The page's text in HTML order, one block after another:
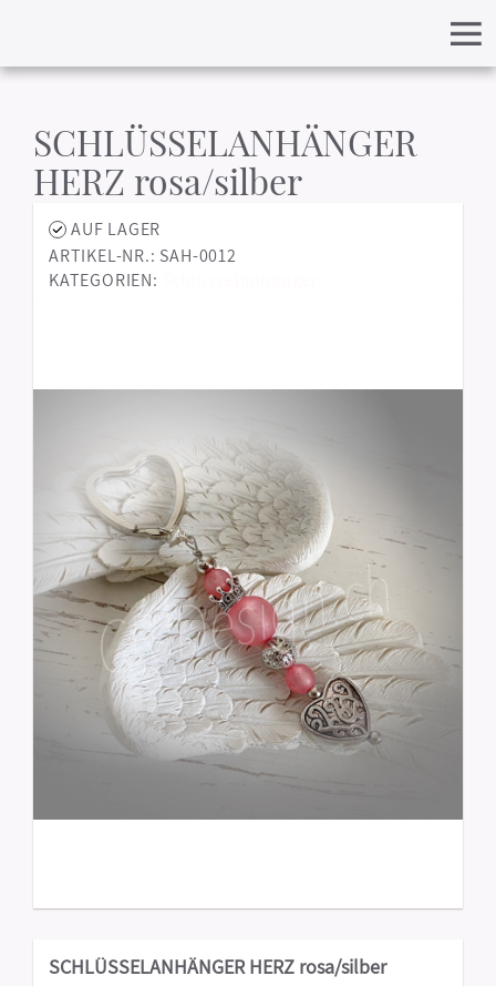
SCHLÜSSELANHÄNGER
HERZ rosa/silber
AUF LAGER
ARTIKEL-NR.: SAH-0012
KATEGORIEN:
SCHLÜSSELANHÄNGER HERZ rosa/silber